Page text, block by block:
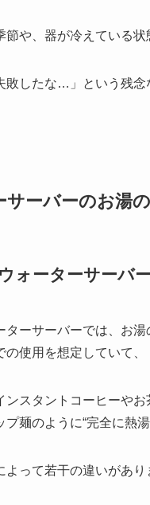
節や、器が冷えている
敗したな…」という残
サーバーのお湯
ォーターサーバ
ターサーバーでは、お
の使用を想定していて
ンスタントコーヒーや
プ麺のように“完全に熱
よって若干の違いがあ